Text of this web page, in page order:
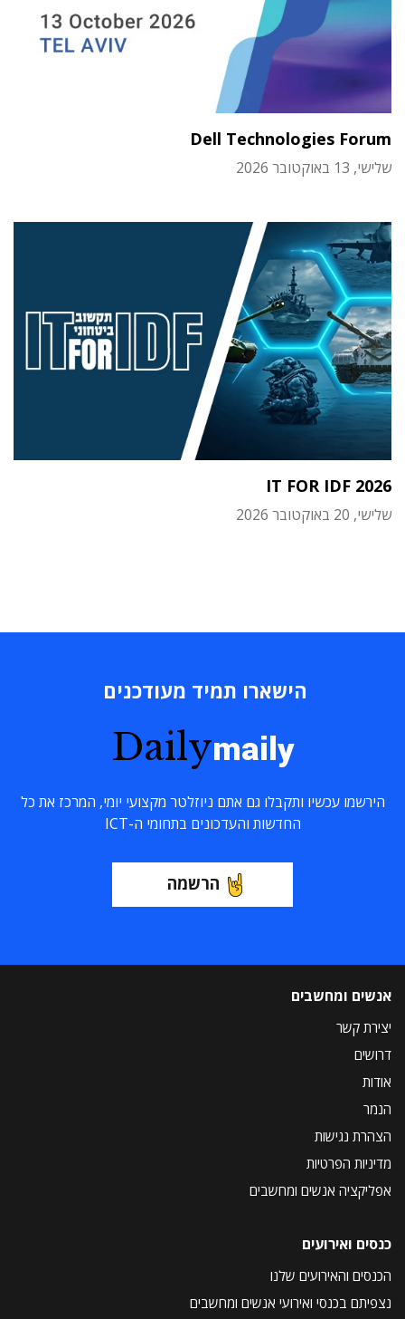
Dell Technologies Forum
שלישי, 13 באוקטובר 2026
IT FOR IDF 2026
שלישי, 20 באוקטובר 2026
הישארו תמיד מעודכנים
Dailymaily
הירשמו עכשיו ותקבלו גם אתם ניוזלטר מקצועי יומי, המרכז את כל
החדשות והעדכונים בתחומי ה-ICT
הרשמה
אנשים ומחשבים
יצירת קשר
דרושים
אודות
הנמר
הצהרת נגישות
מדיניות הפרטיות
אפליקציה אנשים ומחשבים
כנסים ואירועים
הכנסים והאירועים שלנו
נצפיתם בכנסי ואירועי אנשים ומחשבים